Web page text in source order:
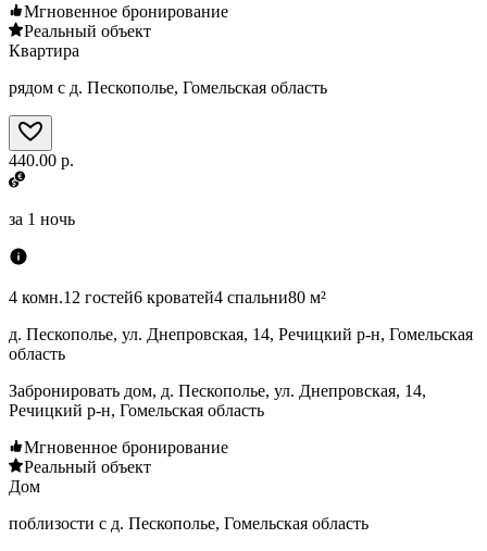
Мгновенное бронирование
Реальный объект
Квартира
рядом с д. Пескополье, Гомельская область
440.00 р.
за 1 ночь
4 комн.12 гостей6 кроватей4 спальни80 м²
д. Пескополье, ул. Днепровская, 14, Речицкий р-н, Гомельская
область
Забронировать дом, д. Пескополье, ул. Днепровская, 14,
Речицкий р-н, Гомельская область
Мгновенное бронирование
Реальный объект
Дом
поблизости с д. Пескополье, Гомельская область